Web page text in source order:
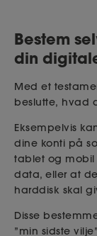
Bestem
din
Med et
beslutte, hvad
Eksempelvis
dine konti på
tablet og mobil
data, eller at
harddisk skal
Disse
”min sidste